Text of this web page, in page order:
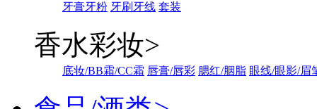
牙膏牙粉 牙刷牙线 套装
香水彩妆>
底妆/BB霜/CC霜 唇膏/唇彩 腮红/胭脂 眼线/眼影/眉